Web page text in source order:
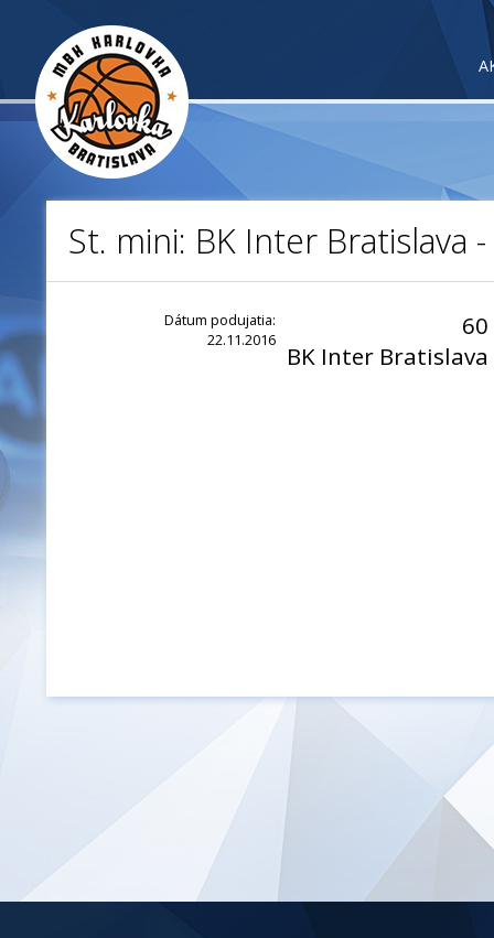
St. mini: BK Inter Bratislava
Dátum podujatia:
22.11.2016
60
BK Inter Bratislava